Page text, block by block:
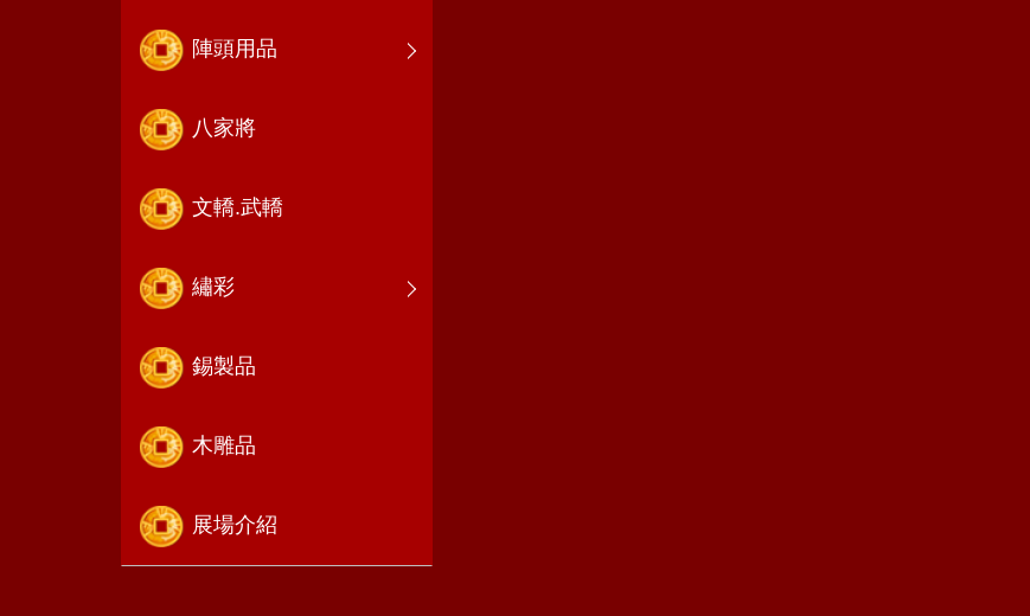
陣頭用品
八家將
文轎.武轎
繡彩
錫製品
木雕品
展場介紹